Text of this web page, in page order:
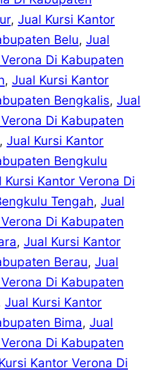
, Jual Kursi Kantor
Belu, Jual
Di Kabupaten
, Jual Kursi Kantor
Bengkalis, Jual
Di Kabupaten
, Jual Kursi Kantor
Bengkulu
Kursi Kantor Verona Di
Tengah, Jual
Di Kabupaten
, Jual Kursi Kantor
Berau, Jual
Di Kabupaten
Jual Kursi Kantor
Bima, Jual
Di Kabupaten
Kantor Verona Di